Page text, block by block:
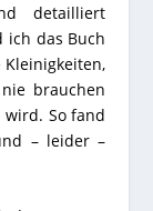
detailliert
das Buch
brauchen
So fand
– leider –